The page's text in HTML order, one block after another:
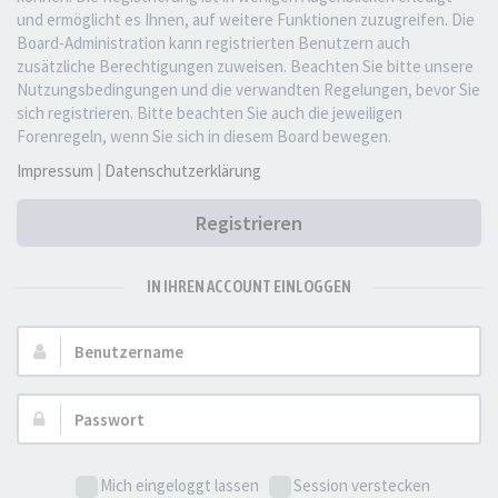
und ermöglicht es Ihnen, auf weitere Funktionen zuzugreifen. Die
Board-Administration kann registrierten Benutzern auch
zusätzliche Berechtigungen zuweisen. Beachten Sie bitte unsere
Nutzungsbedingungen und die verwandten Regelungen, bevor Sie
sich registrieren. Bitte beachten Sie auch die jeweiligen
Forenregeln, wenn Sie sich in diesem Board bewegen.
Impressum | Datenschutzerklärung
Registrieren
IN IHREN ACCOUNT EINLOGGEN
Benutzername:
Passwort:
Mich eingeloggt lassen Session verstecken